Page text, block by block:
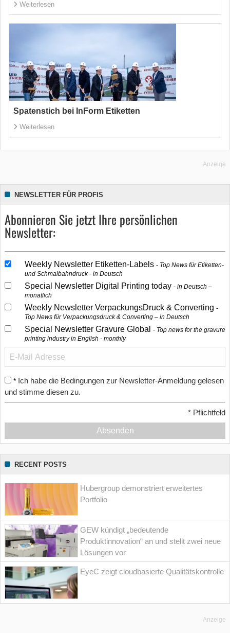
Weiterlesen
Spatenstich bei InForm Etiketten
Weiterlesen
Anzeige
NEWSLETTER FÜR PROFIS
Abonnieren Sie jetzt Ihre persönlichen
Newsletter:
Weekly Newsletter Etiketten-Labels
Top News für Etiketten-
und Schmalbahndruck - in Deutsch
Special Newsletter Digital Printing today
in Deutsch –
monatlich
Weekly Newsletter VerpackungsDruck & Converting
Top News für Verpackungsdruck & Converting – in Deutsch
Special Newsletter Gravure Global
Top news for the gravure
printing industry in English - monthly
* Ich habe die Bedingungen zur Newsletter-Anmeldung gelesen
und stimme diesen zu.
* Pflichtfeld
Absenden
RECENT POSTS
Hubergroup demonstriert erweitertes
Portfolio
GEW kündigt „bedeutende
Produktinnovation“ an und stellt zwei neue
Lösungen vor
EyeC zeigt cloudbasierte Qualitätskontrolle
Anzeige